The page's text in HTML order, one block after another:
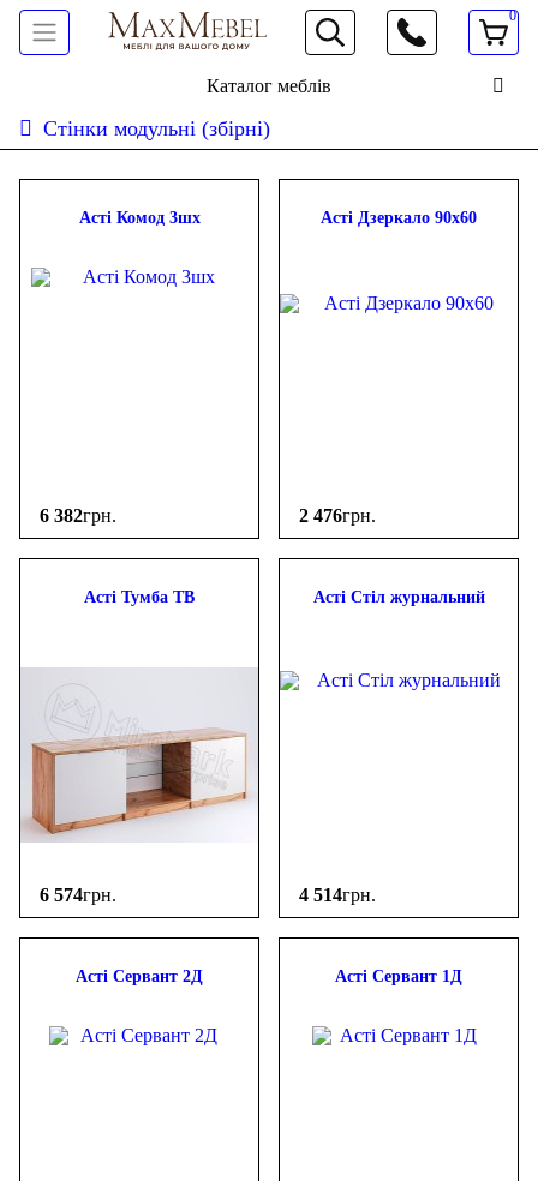
066 472 19 61
0
Каталог меблів
Стінки модульні (збірні)
ФІЛЬТР
-
Асті Комод 3шх
6 382грн.
Асті Дзеркало 90х60
2 476грн.
Асті Тумба ТВ
6 574грн.
Асті Стіл журнальний
4 514грн.
Асті Сервант 2Д Асті Сервант 1Д